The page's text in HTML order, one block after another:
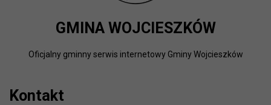
GMINA WOJCIESZKÓW
Oficjalny gminny serwis internetowy Gminy Wojcieszków
Kontakt